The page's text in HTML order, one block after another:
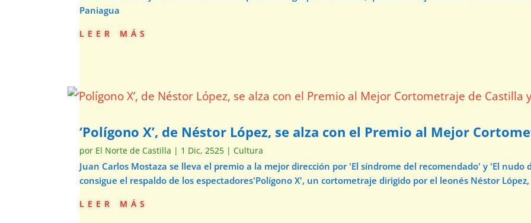
Paniagua
leer más
‘Polígono X’, de Néstor López, se alza con el Premio al Mejor
por El Norte de Castilla | 1 Dic, 2525 |Cultura
Juan Carlos Mostaza se lleva el premio a la mejor dirección por 'El síndrome del recomendado' y 'El nudo
consigue el respaldo de los espectadores'Polígono X', un cortometraje dirigido por el leonés Néstor López,
leer más